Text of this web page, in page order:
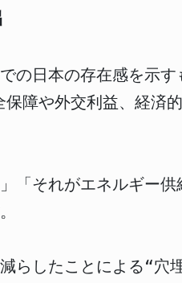
の日本の存在感を示
障や外交利益、経済
「それがエネルギー
らしたことによる“穴